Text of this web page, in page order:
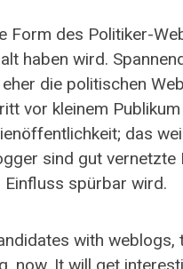
Form des Politiker-
haben wird.
die politischen
vor kleinem
das
sind gut vernetzte
spürbar wird.
with weblogs,